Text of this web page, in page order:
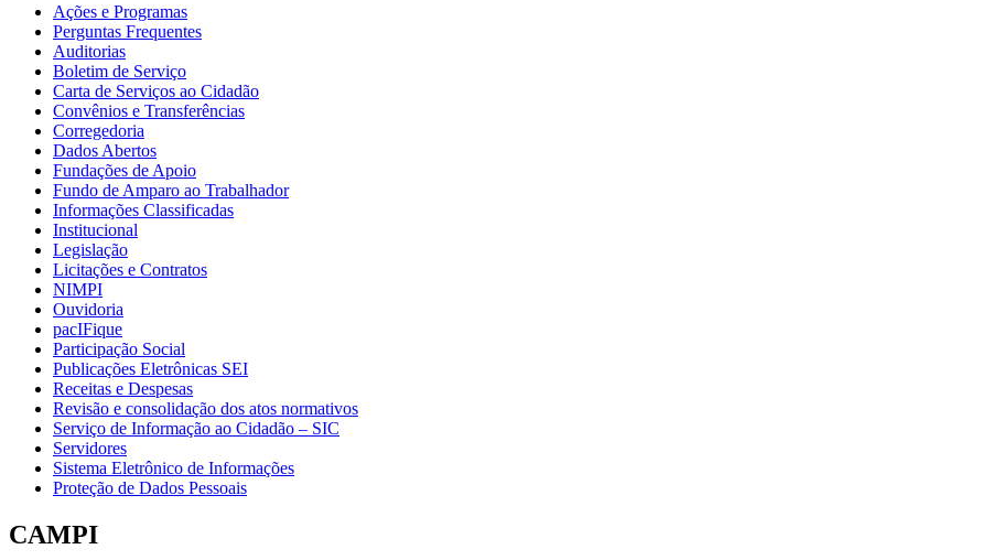
Ações e Programas
Perguntas Frequentes
Auditorias
Boletim de Serviço
Carta de Serviços ao Cidadão
Convênios e Transferências
Corregedoria
Dados Abertos
Fundações de Apoio
Fundo de Amparo ao Trabalhador
Informações Classificadas
Institucional
Legislação
Licitações e Contratos
NIMPI
Ouvidoria
pacIFique
Participação Social
Publicações Eletrônicas SEI
Receitas e Despesas
Revisão e consolidação dos atos normativos
Serviço de Informação ao Cidadão – SIC
Servidores
Sistema Eletrônico de Informações
Proteção de Dados Pessoais
CAMPI